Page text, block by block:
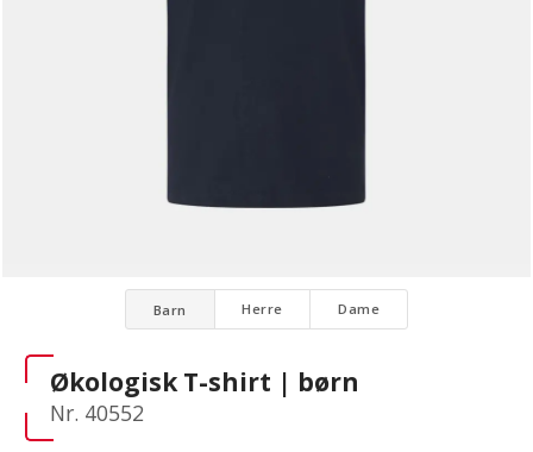
Barn Herre Dame
Økologisk T-shirt | børn
Nr. 40552